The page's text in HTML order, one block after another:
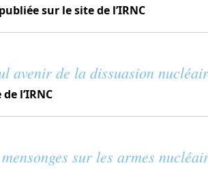
sur le site de l’IRNC
avenir de la dissuasion
l’IRNC
sur les armes